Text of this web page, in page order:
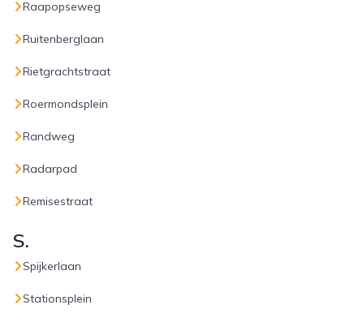
Raapopseweg
Ruitenberglaan
Rietgrachtstraat
Roermondsplein
Randweg
Radarpad
Remisestraat
S.
Spijkerlaan
Stationsplein